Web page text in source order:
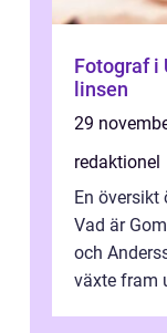
Fotograf i
linsen
29
redaktionel
En översikt
Vad är
och
växte fram